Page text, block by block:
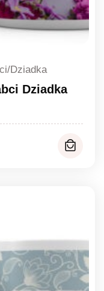
Dziadka
Dziadka